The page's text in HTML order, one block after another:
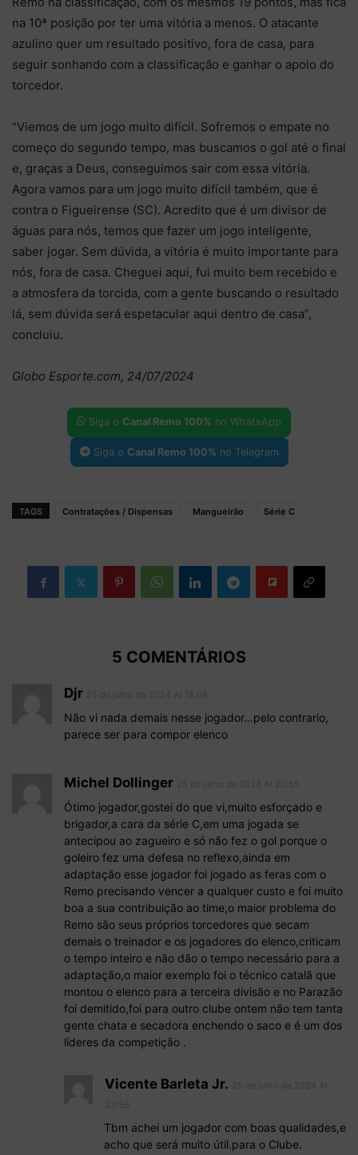
na 10ª posição por ter uma vitória a menos. O atacante
azulino quer um resultado positivo, fora de casa, para
seguir sonhando com a classificação e ganhar o apoio do
torcedor.
“Viemos de um jogo muito difícil. Sofremos o empate no
começo do segundo tempo, mas buscamos o gol até o final
e, graças a Deus, conseguimos sair com essa vitória.
Agora vamos para um jogo muito difícil também, que é
contra o Figueirense (SC). Acredito que é um divisor de
águas para nós, temos que fazer um jogo inteligente,
saber jogar. Sem dúvida, a vitória é muito importante para
nós, fora de casa. Cheguei aqui, fui muito bem recebido e
a atmosfera da torcida, com a gente buscando o resultado
lá, sem dúvida será espetacular aqui dentro de casa”,
concluiu.
Globo Esporte.com, 24/07/2024
Siga o Canal Remo 100% no WhatsApp
Siga o Canal Remo 100% no Telegram
TAGS Contratações / Dispensas Mangueirão Série C
5 COMENTÁRIOS
Djr
Não vi nada demais nesse jogador…pelo contrario,
parece ser para compor elenco
Michel Dollinger
Ótimo jogador,gostei do que vi,muito esforçado e
brigador,a cara da série C,em uma jogada se
antecipou ao zagueiro e só não fez o gol porque o
goleiro fez uma defesa no reflexo,ainda em
adaptação esse jogador foi jogado as feras com o
Remo precisando vencer a qualquer custo e foi muito
boa a sua contribuição ao time,o maior problema do
Remo são seus próprios torcedores que secam
demais o treinador e os jogadores do elenco,criticam
o tempo inteiro e não dão o tempo necessário para a
adaptação,o maior exemplo foi o técnico catalã que
montou o elenco para a terceira divisão e no Parazão
foi demitido,foi para outro clube ontem não tem tanta
gente chata e secadora enchendo o saco e é um dos
líderes da competição .
Vicente Barleta Jr.
Tbm achei um jogador com boas qualidades,e
acho que será muito útil.para o Clube.